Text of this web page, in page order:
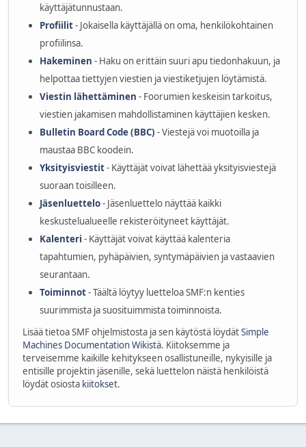
käyttäjätunnustaan.
Profiilit- Jokaisella käyttäjällä on oma, henkilökohtainen
profiilinsa.
Hakeminen - Haku on erittäin suuri apu tiedonhakuun, ja
helpottaa tiettyjen viestien ja viestiketjujen löytämistä.
Viestin lähettäminen - Foorumien keskeisin tarkoitus,
viestien jakamisen mahdollistaminen käyttäjien kesken.
Bulletin Board Code (BBC) - Viestejä voi muotoilla ja
maustaa BBC koodein.
Yksityisviestit- Käyttäjät voivat lähettää yksityisviestejä
suoraan toisilleen.
Jäsenluettelo- Jäsenluettelo näyttää kaikki
keskustelualueelle rekisteröityneet käyttäjät.
Kalenteri - Käyttäjät voivat käyttää kalenteria
tapahtumien, pyhäpäivien, syntymäpäivien ja vastaavien
seurantaan.
Toiminnot- Täältä löytyy luetteloa SMF:n kenties
suurimmista ja suosituimmista toiminnoista.
Lisää tietoa SMF ohjelmistosta ja sen käytöstä löydätSimple
Machines Documentation Wikistä. Kiitoksemme ja
terveisemme kaikille kehitykseen osallistuneille, nykyisille ja
entisille projektin jäsenille, sekä luettelon näistä henkilöistä
löydät osiosta kiitokset.